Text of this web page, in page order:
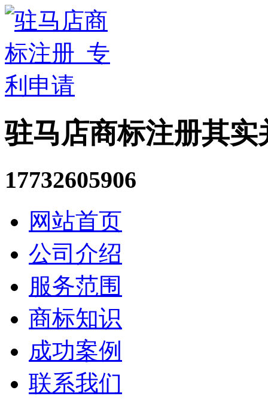
驻马店商标注册其实
17732605906
网站首页
公司介绍
服务范围
商标知识
成功案例
联系我们